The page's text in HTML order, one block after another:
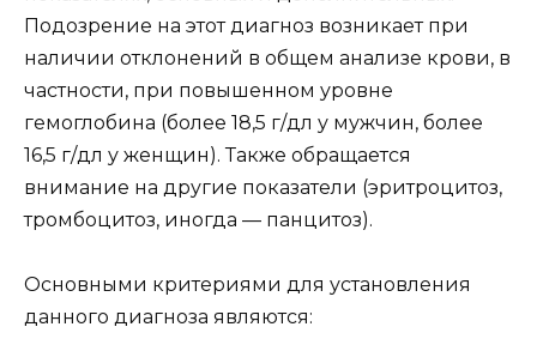
Подозрение на этот диагноз возникает при
наличии отклонений в общем анализе крови, в
частности, при повышенном уровне
гемоглобина (более 18,5 г/дл у мужчин, более
16,5 г/дл у женщин). Также обращается
внимание на другие показатели (эритроцитоз,
тромбоцитоз, иногда — панцитоз).
Основными критериями для установления
данного диагноза являются: